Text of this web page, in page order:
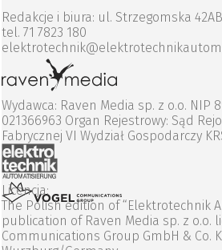
Redakcje i biura: ul. Strzegomska
tel. 71 7823 180
Wydawca: Raven Media sp. z o.o. NIP
021366963 Organ Rejestrowy: Sąd
Fabrycznej VI Wydział Gospodarczy
Licencja:
The Polish edition of “Elektrotechnik
publication of Raven Media sp. z o.o.
Communications Group GmbH & Co.